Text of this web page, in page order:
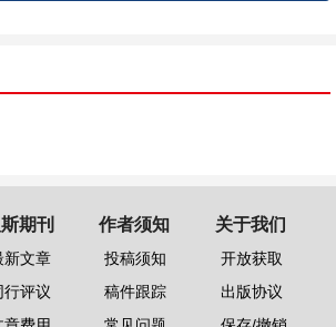
期刊
新文章
行评议
作者须知
投稿须知
稿件跟踪
关于我们
开放获取
出版协议